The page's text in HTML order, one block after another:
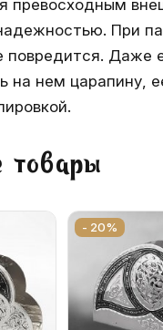
превосходным
При
повредится. Даже
на нем царапину,
товары
- 20%